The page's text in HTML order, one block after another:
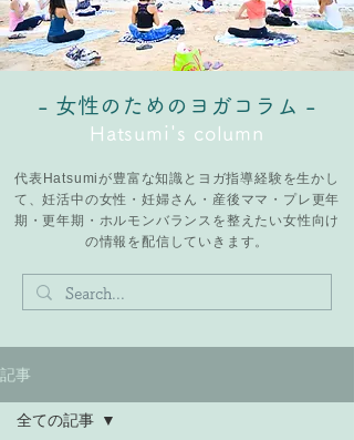
- 女性のためのヨガコラム -
Hatsumi's column
代表Hatsumiが豊富な知識とヨガ指導経験を生かし
て、妊活中の女性・妊婦さん・産後ママ・プレ更年
期・更年期・ホルモンバランスを整えたい女性向け
の情報を配信していきます。
記事
全ての記事